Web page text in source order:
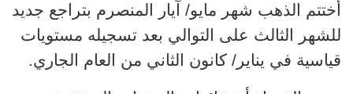
أختتم الذهب شهر مايو/ آيار المنصرم بتراجع جديد
للشهر الثالث على التوالي بعد تسجيله مستويات
قياسية في يناير/ كانون الثاني من العام الجاري.